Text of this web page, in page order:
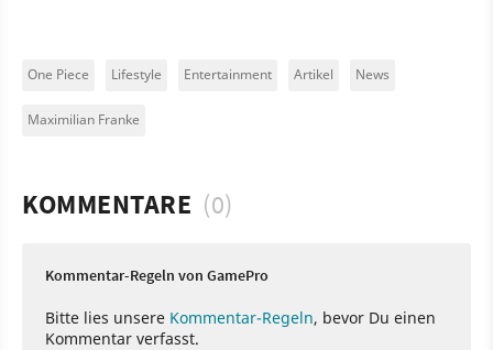
One Piece Lifestyle Entertainment Artikel News
Maximilian Franke
KOMMENTARE (0)
Kommentar-Regeln von GamePro
Bitte lies unsere Kommentar-Regeln, bevor Du einen
Kommentar verfasst.